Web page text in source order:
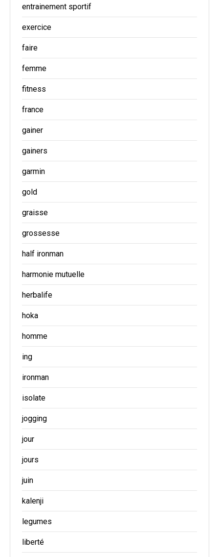
entrainement sportif
exercice
faire
femme
fitness
france
gainer
gainers
garmin
gold
graisse
grossesse
half ironman
harmonie mutuelle
herbalife
hoka
homme
ing
ironman
isolate
jogging
jour
jours
juin
kalenji
legumes
liberté